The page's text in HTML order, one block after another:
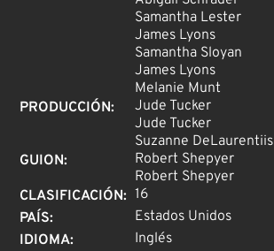
Samantha Lester
James Lyons
Samantha Sloyan
James Lyons
Melanie Munt
PRODUCCIÓN:
Jude Tucker
Jude Tucker
Suzanne DeLaurentiis
GUION:
Robert Shepyer
Robert Shepyer
CLASIFICACIÓN: 16
PAÍS:
Estados Unidos
IDIOMA:
Inglés